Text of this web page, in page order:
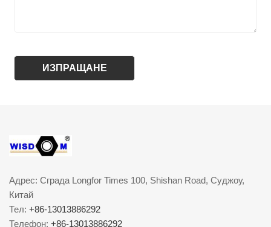
Адрес: Сграда Longfor Times 100, Shishan Road, Суджоу,
Китай
Тел: +86-13013886292
Телефон: +86-13013886292